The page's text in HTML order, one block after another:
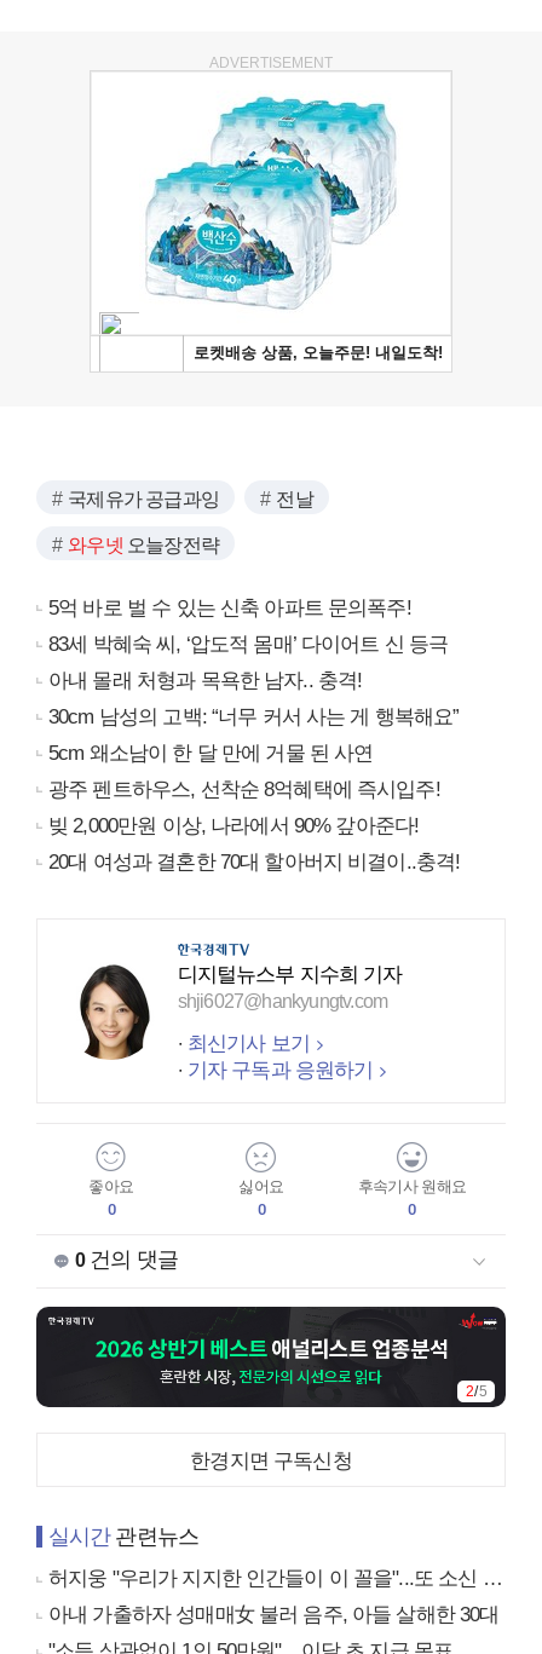
ADVERTISEMENT
국제유가 공급과잉 전날
와우넷 오늘장전략
5억 바로 벌 수 있는 신축 아파트 문의폭주!
83세 박혜숙 씨, ‘압도적 몸매’ 다이어트 신 등극
아내 몰래 처형과 목욕한 남자.. 충격!
30cm 남성의 고백: “너무 커서 사는 게 행복해요”
5cm 왜소남이 한 달 만에 거물 된 사연
광주 펜트하우스, 선착순 8억혜택에 즉시입주!
빚 2,000만원 이상, 나라에서 90% 갚아준다!
20대 여성과 결혼한 70대 할아버지 비결이..충격!
디지털뉴스부 지수희 기자
shji6027@hankyungtv.com
최신기사 보기
기자 구독과 응원하기
좋아요
0
싫어요
0
후속기사 원해요
0
0건의 댓글
2/5
한경지면 구독신청
실시간관련뉴스
허지웅 "우리가 지지한 인간들이 이 꼴을"...또 소신 발언
아내 가출하자 성매매女 불러 음주, 아들 살해한 30대